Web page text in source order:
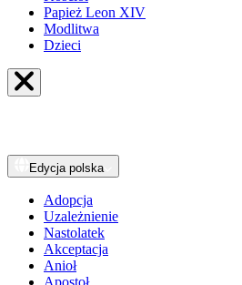
Papież Leon XIV
Modlitwa
Dzieci
Edycja polska
Adopcja
Uzależnienie
Nastolatek
Akceptacja
Anioł
Apostoł